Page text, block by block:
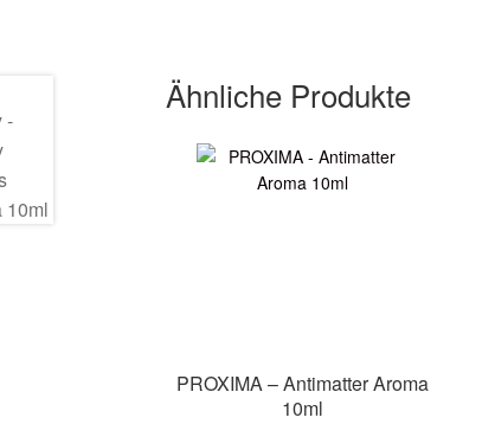
Ähnliche Produkte
PROXIMA – Antimatter Aroma
10ml